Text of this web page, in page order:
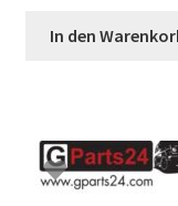
In den